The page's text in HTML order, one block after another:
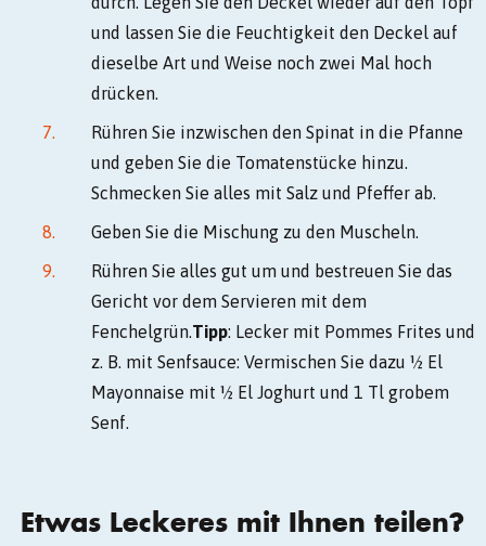
und lassen Sie die Feuchtigkeit den Deckel auf
dieselbe Art und Weise noch zwei Mal hoch
drücken.
Rühren Sie inzwischen den Spinat in die Pfanne
und geben Sie die Tomatenstücke hinzu.
Schmecken Sie alles mit Salz und Pfeffer ab.
Geben Sie die Mischung zu den Muscheln.
Rühren Sie alles gut um und bestreuen Sie das
Gericht vor dem Servieren mit dem
Fenchelgrün.Tipp: Lecker mit Pommes Frites und
z. B. mit Senfsauce: Vermischen Sie dazu ½ El
Mayonnaise mit ½ El Joghurt und 1 Tl grobem
Senf.
Etwas Leckeres mit Ihnen teilen?